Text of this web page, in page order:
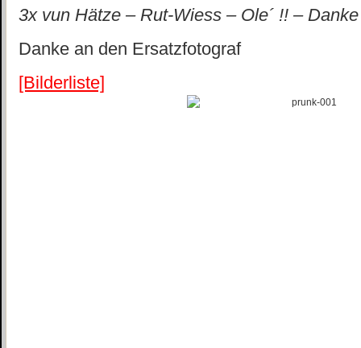
3x vun Hätze – Rut-Wiess – Ole´ !! –
Danke an den Ersatzfotograf
[Bilderliste]